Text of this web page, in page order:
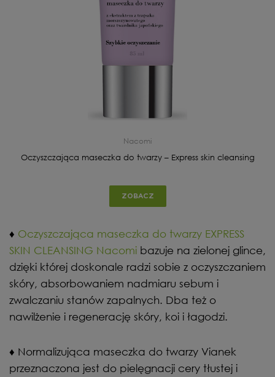
Nacomi
Oczyszczająca maseczka do twarzy – Express skin cleansing
ZOBACZ
♦ Oczyszczająca maseczka do twarzy EXPRESS
SKIN CLEANSING Nacomi bazuje na zielonej glince,
dzięki której doskonale radzi sobie z oczyszczaniem
skóry, absorbowaniem nadmiaru sebum i
zwalczaniu stanów zapalnych. Dba też o
nawilżenie i regenerację skóry, koi i łagodzi.
♦ Normalizująca maseczka do twarzy Vianek
przeznaczona jest do pielęgnacji cery tłustej i